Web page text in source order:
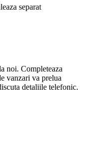
separat
noi. Completeaza
vanzari va prelua
detaliile telefonic.